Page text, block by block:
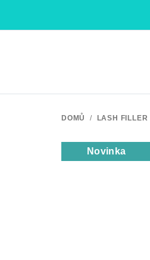
DOMŮ / LASH FILLER
Novinka